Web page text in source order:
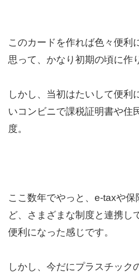
このカードを作れば色々便利
思って、かなり初期の頃に作
しかし、当初はたいして便利
いコンビニで課税証明書や住
度。
ここ数年でやっと、e-taxや保
ど、さまざまな制度と連携し
便利になった感じです。
しかし、今だにプラスチック